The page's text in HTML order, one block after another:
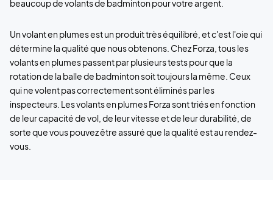
beaucoup de volants de badminton pour votre argent.
Un volant en plumes est un produit très équilibré, et c'est l'oie qui
détermine la qualité que nous obtenons. Chez Forza, tous les
volants en plumes passent par plusieurs tests pour que la
rotation de la balle de badminton soit toujours la même. Ceux
qui ne volent pas correctement sont éliminés par les
inspecteurs. Les volants en plumes Forza sont triés en fonction
de leur capacité de vol, de leur vitesse et de leur durabilité, de
sorte que vous pouvez être assuré que la qualité est au rendez-
vous.